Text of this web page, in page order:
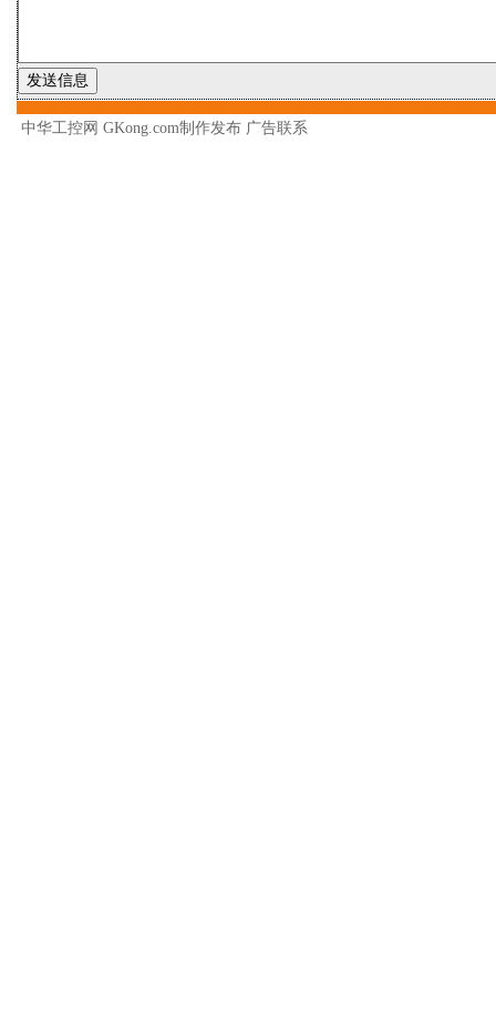
中华工控网 GKong.com制作发布 广告联系